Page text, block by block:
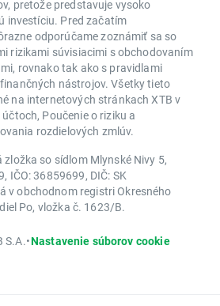
pretože predstavuje vysoko
investíciu. Pred začatím
odporúčame zoznámiť sa so
rizikami súvisiacimi s obchodovaním
rovnako tak ako s pravidlami
nástrojov. Všetky tieto
na internetových stránkach XTB v
Poučenie o riziku a
rozdielových zmlúv.
zložka so sídlom Mlynské Nivy 5,
IČO: 36859699, DIČ: SK
v obchodnom registri Okresného
Po, vložka č. 1623/B.
S.A.•Nastavenie súborov cookie